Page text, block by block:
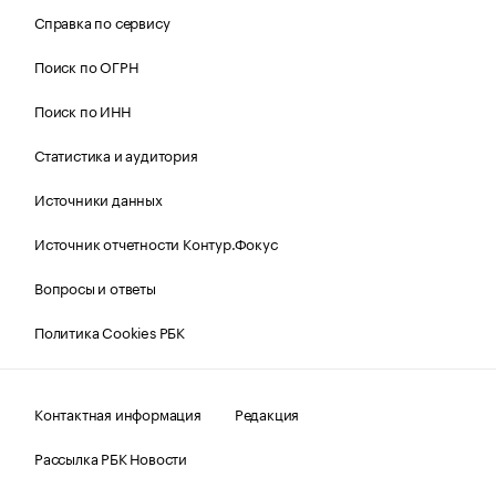
Справка по сервису
Поиск по ОГРН
Поиск по ИНН
Статистика и аудитория
Источники данных
Источник отчетности Контур.Фокус
Вопросы и ответы
Политика Cookies РБК
Контактная информация
Редакция
Рассылка РБК Новости